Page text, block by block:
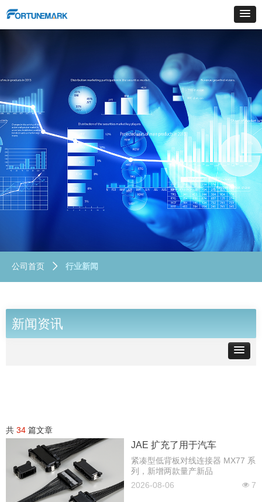
共 34 篇文章
JAE 扩充了用于汽车
ECU/BMS 的紧凑型低背
MX77 系列连接器产品阵容
紧凑型低背板对线连接器 MX77 系
列，新增两款量产新品
넶 7
2026-08-06
新闻资讯
公司首页 ꄲ 行业新闻